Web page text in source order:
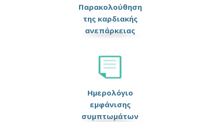
Παρακολούθηση
της καρδιακής
ανεπάρκειας
Ημερολόγιο
εμφάνισης
συμπτωμάτων